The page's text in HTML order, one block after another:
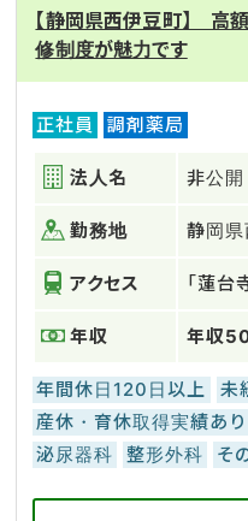
【静岡県西伊豆町】 高
修制度が魅力です
正社員 調剤薬局
法人名 非公
勤務地 静岡
アクセス 「蓮台
年収 年収
年間休日120日以上 未
産休・育休取得実績あり
泌尿器科
整形外科 そ